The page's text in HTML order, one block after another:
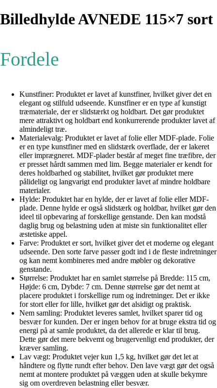
Billedhylde AVNEDE 115×7 sort
Fordele
Kunstfiner: Produktet er lavet af kunstfiner, hvilket giver det en
elegant og stilfuld udseende. Kunstfiner er en type af kunstigt
træmateriale, der er slidstærkt og holdbart. Det gør produktet
mere attraktivt og holdbart end konkurrerende produkter lavet af
almindeligt træ.
Materialevalg: Produktet er lavet af folie eller MDF-plade. Folie
er en type kunstfiner med en slidstærk overflade, der er lakeret
eller imprægneret. MDF-plader består af meget fine træfibre, der
er presset hårdt sammen med lim. Begge materialer er kendt for
deres holdbarhed og stabilitet, hvilket gør produktet mere
pålideligt og langvarigt end produkter lavet af mindre holdbare
materialer.
Hylde: Produktet har en hylde, der er lavet af folie eller MDF-
plade. Denne hylde er også slidstærk og holdbar, hvilket gør den
ideel til opbevaring af forskellige genstande. Den kan modstå
daglig brug og belastning uden at miste sin funktionalitet eller
æstetiske appel.
Farve: Produktet er sort, hvilket giver det et moderne og elegant
udseende. Den sorte farve passer godt ind i de fleste indretninger
og kan nemt kombineres med andre møbler og dekorative
genstande.
Størrelse: Produktet har en samlet størrelse på Bredde: 115 cm,
Højde: 6 cm, Dybde: 7 cm. Denne størrelse gør det nemt at
placere produktet i forskellige rum og indretninger. Det er ikke
for stort eller for lille, hvilket gør det alsidigt og praktisk.
Nem samling: Produktet leveres samlet, hvilket sparer tid og
besvær for kunden. Der er ingen behov for at bruge ekstra tid og
energi på at samle produktet, da det allerede er klar til brug.
Dette gør det mere bekvemt og brugervenligt end produkter, der
kræver samling.
Lav vægt: Produktet vejer kun 1,5 kg, hvilket gør det let at
håndtere og flytte rundt efter behov. Den lave vægt gør det også
nemt at montere produktet på væggen uden at skulle bekymre
sig om overdreven belastning eller besvær.